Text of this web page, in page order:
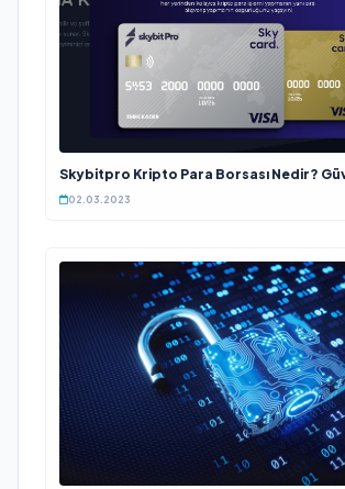
Skybitpro Kripto Para Borsası Nedir?
02.03.2023